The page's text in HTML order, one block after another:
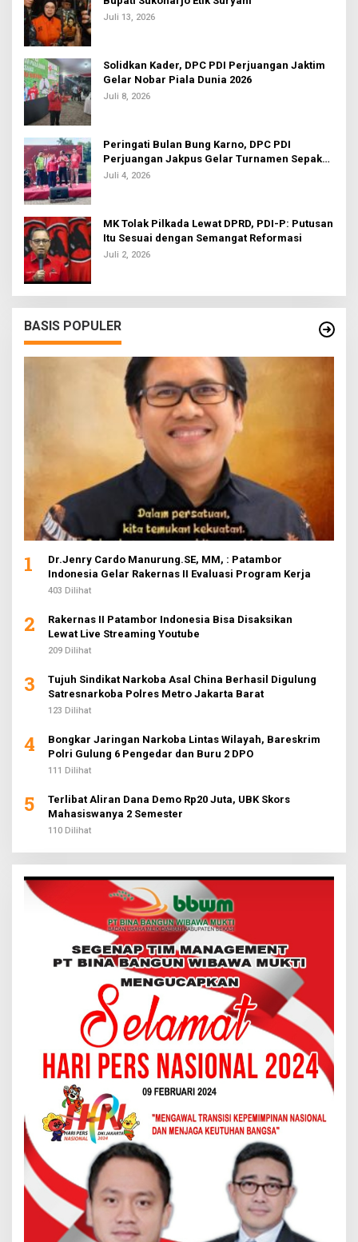
Juli 13, 2026
Solidkan Kader, DPC PDI Perjuangan Jaktim
Gelar Nobar Piala Dunia 2026
Juli 8, 2026
Peringati Bulan Bung Karno, DPC PDI
Perjuangan Jakpus Gelar Turnamen Sepak
Bola U-20
Juli 4, 2026
MK Tolak Pilkada Lewat DPRD, PDI-P: Putusan
Itu Sesuai dengan Semangat Reformasi
Juli 2, 2026
BASIS POPULER
1
Dr.Jenry Cardo Manurung.SE, MM, : Patambor
Indonesia Gelar Rakernas II Evaluasi Program Kerja
403 Dilihat
2
Rakernas II Patambor Indonesia Bisa Disaksikan
Lewat Live Streaming Youtube
209 Dilihat
3
Tujuh Sindikat Narkoba Asal China Berhasil Digulung
Satresnarkoba Polres Metro Jakarta Barat
123 Dilihat
4
Bongkar Jaringan Narkoba Lintas Wilayah, Bareskrim
Polri Gulung 6 Pengedar dan Buru 2 DPO
111 Dilihat
5
Terlibat Aliran Dana Demo Rp20 Juta, UBK Skors
Mahasiswanya 2 Semester
110 Dilihat